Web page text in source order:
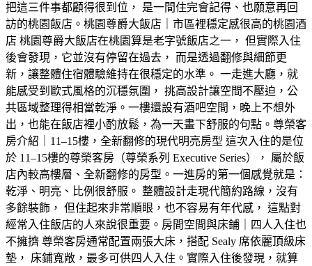
把這三件事都顧得很到位， 是一間住完會記得、也願意再回
訪的桃園飯店。桃園尊爵大飯店｜市區裡穩定感很高的桃園酒
店 桃園尊爵大飯店在桃園算是老字號飯店之一， 但實際入住
後會發現，它並沒有停留在過去， 而是透過翻修與細節更
新，讓整體住宿體驗維持在很穩定的水準。 一走進大廳，就
能感受到歐式風格的沉穩氛圍， 挑高設計讓空間不壓迫，公
共區域整理得相當乾淨。一樓還設有酒吧空間，晚上不想外
出，也能在飯店裡小酌放鬆，為一天畫下舒服的句點。尊榮客
房介紹｜11–15樓，全新翻修的現代明亮房型 這次入住的是位
於 11–15樓的尊榮客房（尊榮系列 Executive Series）， 屬於飯
店內較高樓層、全新翻修的房型。一進房的第一個感覺就是：
乾淨、明亮、比例很舒服。 整體設計走現代簡約路線，沒有
多餘裝飾， 但住起來非常順眼，也不容易有年代感， 這點對
經常入住飯店的人來說很重要。房間空間與床鋪｜四人入住也
不擁擠 尊榮客房通常配置兩張大床，搭配 Sealy 席依麗頂級床
墊， 床鋪寬敞，最多可供四人入住。實際入住後發現，就算